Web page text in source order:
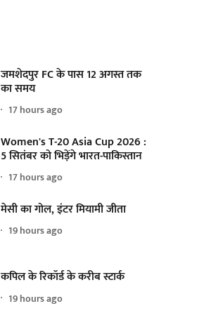
जमशेदपुर FC के पास 12 अगस्त तक
का समय
17 hours ago
Women's T-20 Asia Cup 2026 :
5 सितंबर को भिड़ेंगे भारत-पाकिस्तान
17 hours ago
मेसी का गोल, इंटर मियामी जीता
19 hours ago
कपिल के रिकॉर्ड के करीब स्टार्क
19 hours ago